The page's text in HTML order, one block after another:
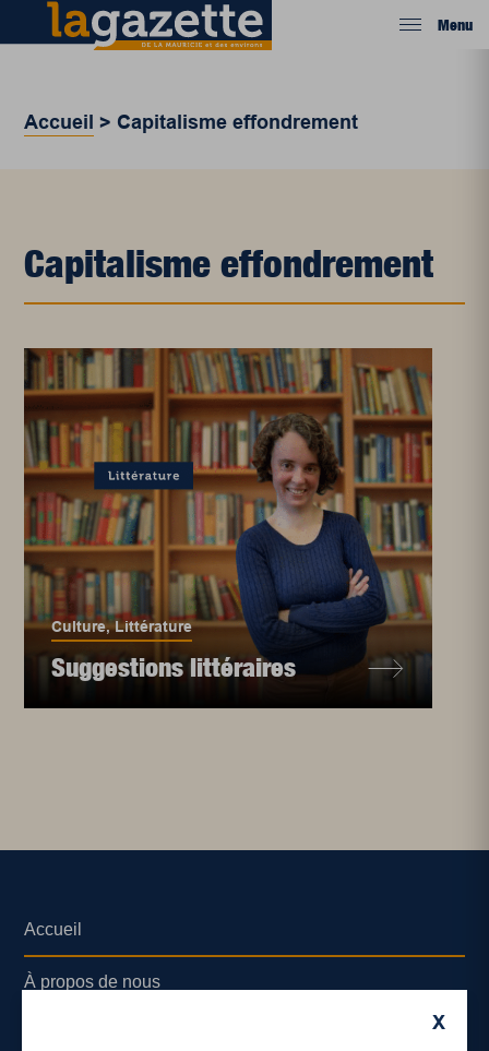
Menu
Accueil > Capitalisme effondrement
Capitalisme effondrement
Culture,Littérature
Suggestions littéraires
X
Accueil
À propos de nous